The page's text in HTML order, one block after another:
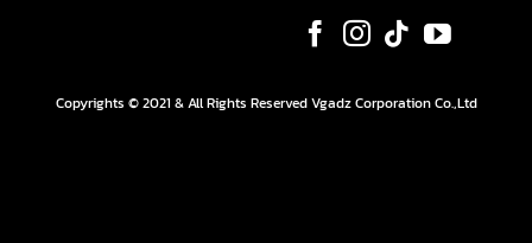
Copyrights © 2021 & All Rights Reserved Vgadz Corporation Co.,Ltd